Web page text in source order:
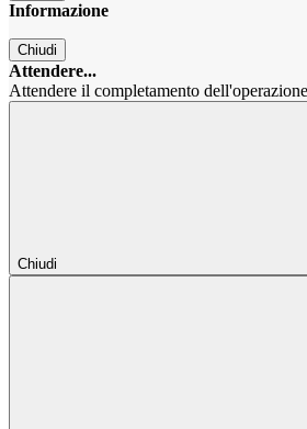
Informazione
Chiudi
Attendere...
Attendere il completamento
Chiudi